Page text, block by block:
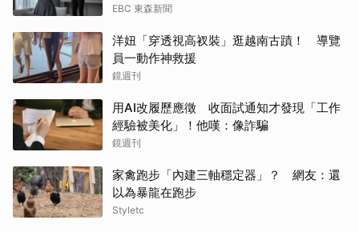
EBC 東森新聞
洋妞「穿透視高衩裝」逛越南古蹟！ 導覽
員一動作神救援
鏡週刊
用AI改履歷應徵 收面試通知才發現「工作
經驗被美化」！他嘆：像詐騙
鏡週刊
家禽跑步「內建三軸穩定器」？ 網友：還
以為暴龍在跑步
Styletc